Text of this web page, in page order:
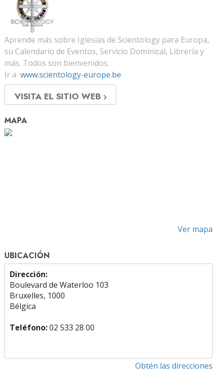
Aprende más sobre Iglesias de Scientology para Europa,
su Calendario de Eventos, Servicio Dominical, Librería y
más. Todos son bienvenidos.
Ir a www.scientology-europe.be
VISITA EL SITIO WEB
MAPA
Ver mapa
UBICACIÓN
Dirección:
Boulevard de Waterloo 103
Bruxelles, 1000
Bélgica
Teléfono:02 533 28 00
Obtén las direcciones